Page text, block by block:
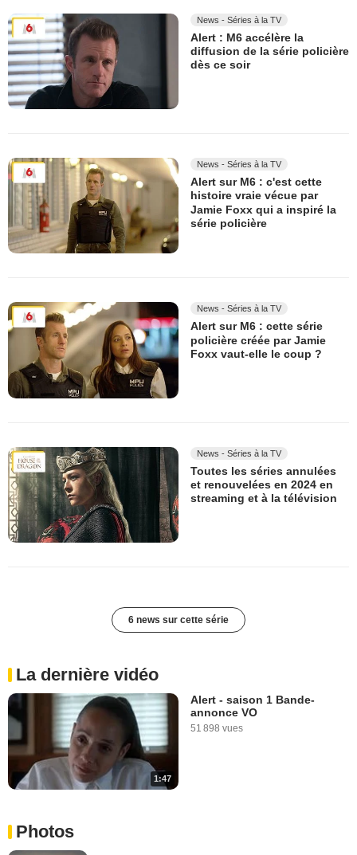
News - Séries à la TV
Alert : M6 accélère la
diffusion de la série policière
dès ce soir
News - Séries à la TV
Alert sur M6 : c'est cette
histoire vraie vécue par
Jamie Foxx qui a inspiré la
série policière
News - Séries à la TV
Alert sur M6 : cette série
policière créée par Jamie
Foxx vaut-elle le coup ?
News - Séries à la TV
Toutes les séries annulées
et renouvelées en 2024 en
streaming et à la télévision
6 news sur cette série
La dernière vidéo
1:47
Alert - saison 1 Bande-
annonce VO
51 898 vues
Photos